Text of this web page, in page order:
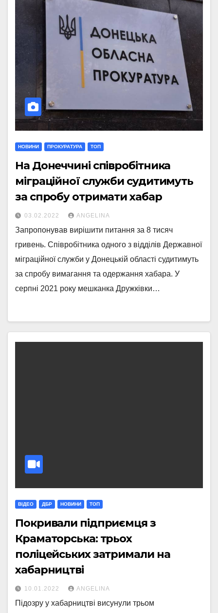
НОВИНИ ПРОКУРАТУРА ТОП
На Донеччині співробітника
міграційної служби судитимуть
за спробу отримати хабар
03.02.2022 ANGELINA
Запропонував вирішити питання за 8 тисяч
гривень. Співробітника одного з відділів Державної
міграційної служби у Донецькій області судитимуть
за спробу вимагання та одержання хабара. У
серпні 2021 року мешканка Дружківки…
ВІДЕО ДБР НОВИНИ ТОП
Покривали підприємця з
Краматорська: трьох
поліцейських затримали на
хабарництві
10.01.2022 ANGELINA
Підозру у хабарництві висунули трьом